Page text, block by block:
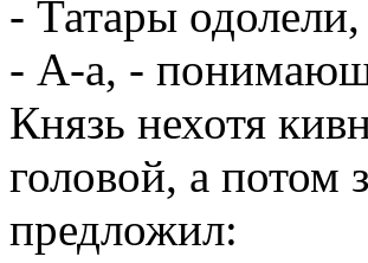
- Татары
- А-а, -
Князь нехотя
головой, а потом
предложил: